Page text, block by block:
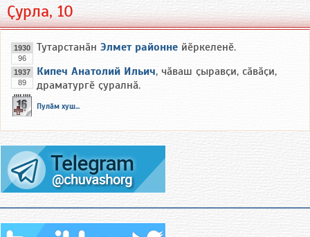
Ҫурла, 10
1930
96
Тутарстанӑн Элмет районне йӗркеленӗ.
1937
89
Кипеч Анатолий Ильич, чӑваш ҫыравҫи, сӑвӑҫи,
драматургӗ ҫуралнӑ.
Пулӑм хуш...